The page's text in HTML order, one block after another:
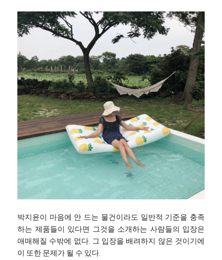
박지윤이 마음에 안 드는 물건이라도 일반적 기준을 충족
하는 제품들이 있다면 그것을 소개하는 사람들의 입장은
애매해질 수밖에 없다. 그 입장을 배려하지 않은 것이기에
이 또한 문제가 될 수 있다.